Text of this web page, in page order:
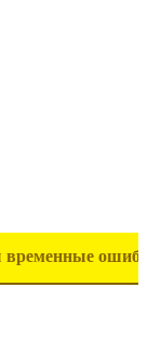
ошибки в